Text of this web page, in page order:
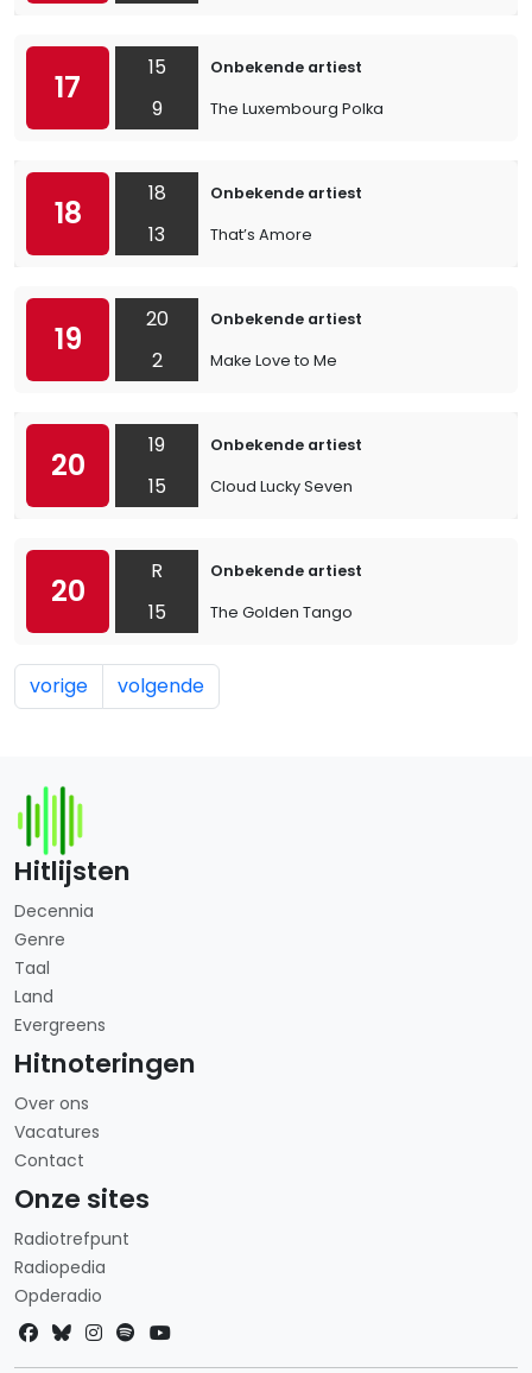
17
15
9
Onbekende artiest
The Luxembourg Polka
18
18
13
Onbekende artiest
That’s Amore
19
20
2
Onbekende artiest
Make Love to Me
20
19
15
Onbekende artiest
Cloud Lucky Seven
20
R
15
Onbekende artiest
The Golden Tango
vorige volgende
Hitlijsten
Decennia
Genre
Taal
Land
Evergreens
Hitnoteringen
Over ons
Vacatures
Contact
Onze sites
Radiotrefpunt
Radiopedia
Opderadio